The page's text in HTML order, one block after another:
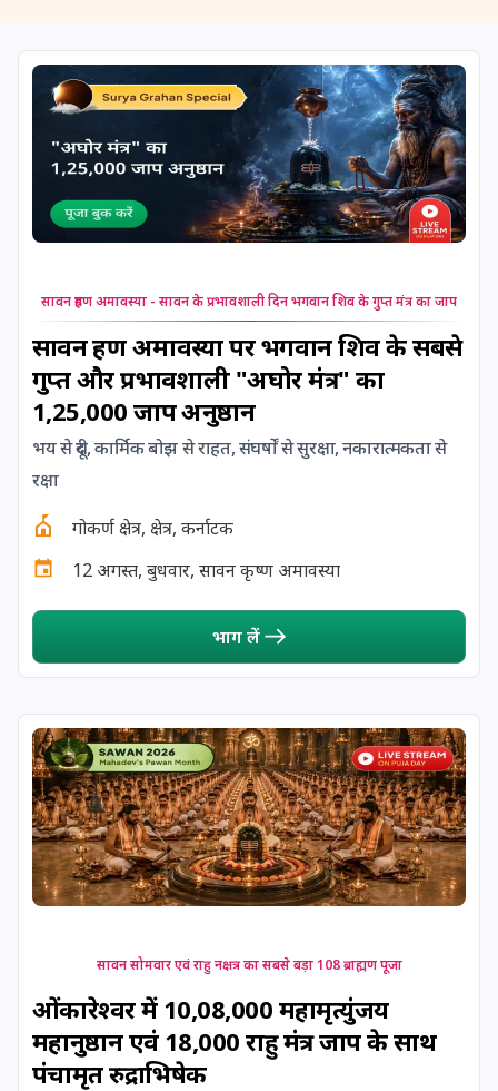
11 August, 2026 Sawan Shivaratri
12 August, 2026 Aadi Amavasai
12 August, 2026 Anvadhan
Hariyali Amavasya
12 August, 2026
13 August, 2026
13 August, 2026
15 August, 2026 Andal Jayanthi
15 August, 2026 Hariyali Teej
15 August, 2026 Independence Day
16 August, 2026 Vinayaka Chaturthi
Nag Pancham *Gujarati
17 August, 2026 Shravan Somwar Vrat
सावन ग्रहण अमावस्या - सावन के प्रभावशाली दिन भगवान शिव के गुप्त मंत्र का जाप
सावन ग्रहण अमावस्या पर भगवान शिव के सबसे
गुप्त और प्रभावशाली "अघोर मंत्र" का
1,25,000 जाप अनुष्ठान
भय से दूरी, कार्मिक बोझ से राहत, संघर्षों से सुरक्षा, नकारात्मकता से
रक्षा
गोकर्ण क्षेत्र, क्षेत्र, कर्नाटक
12 अगस्त, बुधवार, सावन कृष्ण अमावस्या
भाग लें
सावन सोमवार एवं राहु नक्षत्र का सबसे बड़ा 108 ब्राह्मण पूजा
ओंकारेश्वर में 10,08,000 महामृत्युंजय
महानुष्ठान एवं 18,000 राहु मंत्र जाप के साथ
पंचामृत रुद्राभिषेक